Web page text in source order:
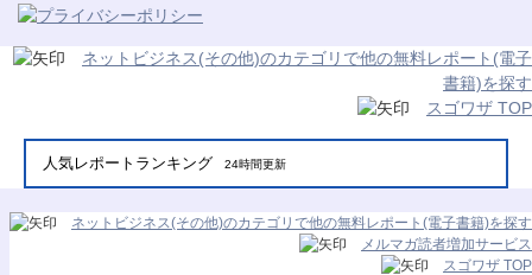
ネットビジネス(その他)のカテゴリで他の無料レポート(電子
書籍)を探す
スゴワザ TOP
人気レポートランキング 24時間更新
ネットビジネス(その他)のカテゴリで他の無料レポート(電子書籍)を探す
メルマガ読者増加サービス
スゴワザ TOP